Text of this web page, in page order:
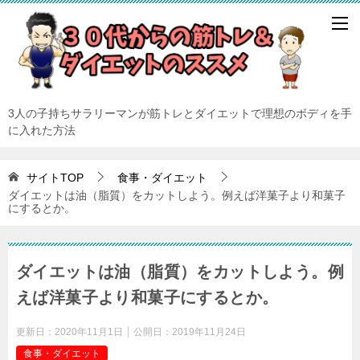
3人の子持ちサラリーマンが筋トレとダイエットで理想のボディを手
に入れた方法
サイトTOP
食事・ダイエット
ダイエットは油（脂質）をカットしよう。例えば洋菓子より和菓子
にするとか。
ダイエットは油（脂質）をカットしよう。例
えば洋菓子より和菓子にするとか。
更新日： 2020年11月1日 公開日： 2019年11月24日
食事・ダイエット